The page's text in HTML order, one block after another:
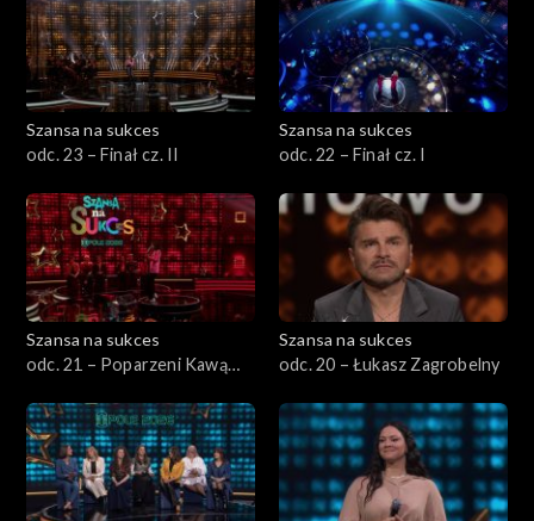
Opole 2025
Eurowizja Junior 2024
Opole 2024
Eurowizja Junior 2023
Odcinki świąteczne
Opole 2023
Opole 2021
Opole 2020
Szansa na sukces
odc. 23 – Finał cz. II
Szansa na sukces
odc. 22 – Finał cz. I
Szansa na sukces
odc. 21 – Poparzeni Kawą
Szansa na sukces
odc. 20 – Łukasz Zagrobelny